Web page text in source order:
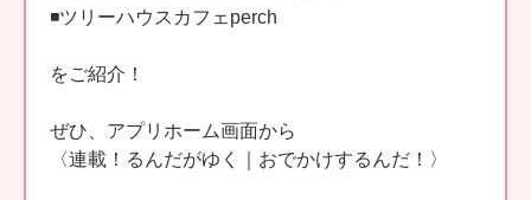
◾️ツリーハウスカフェperch
をご紹介！
ぜひ、アプリホーム画面から
〈連載！るんだがゆく｜おでかけするんだ！〉